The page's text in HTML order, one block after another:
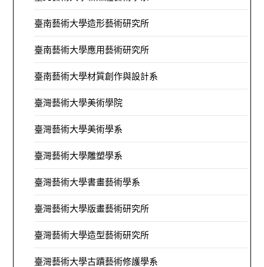
臺南藝術大學造形藝術研究所
臺南藝術大學應用藝術研究所
臺南藝術大學材質創作與設計系
臺灣藝術大學美術學院
臺灣藝術大學美術學系
臺灣藝術大學雕塑學系
臺灣藝術大學書畫藝術學系
臺灣藝術大學版畫藝術研究所
臺灣藝術大學造型藝術研究所
臺灣藝術大學古蹟藝術修護學系